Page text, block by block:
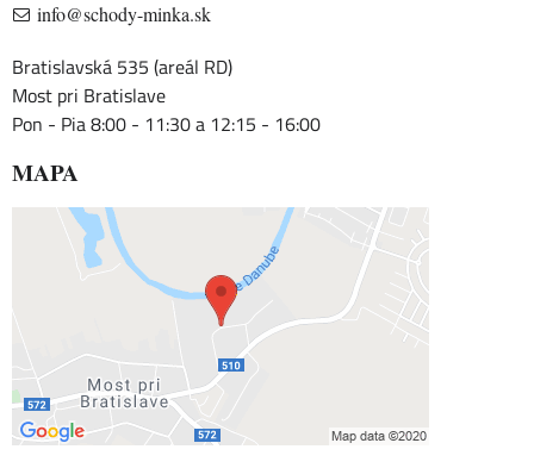
info@schody-minka.sk
Bratislavská 535 (areál RD)
Most pri Bratislave
Pon - Pia 8:00 - 11:30 a 12:15 - 16:00
MAPA